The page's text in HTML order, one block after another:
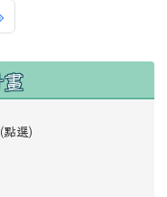
最後頁
(點選)